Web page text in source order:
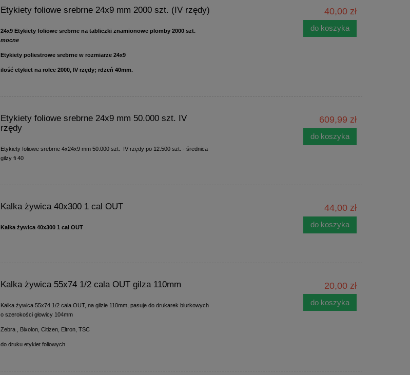
Etykiety foliowe srebrne 24x9 mm 2000 szt. (IV rzędy)
24x9 Etykiety foliowe srebrne na tabliczki znamionowe plomby 2000 szt.
mocne
Etykiety poliestrowe srebrne w rozmiarze 24x9
ilość etykiet na rolce 2000, IV rzędy; rdzeń 40mm.
40,00 zł
do koszyka
Etykiety foliowe srebrne 24x9 mm 50.000 szt. IV
rzędy
Etykiety foliowe srebrne 4x24x9 mm 50.000 szt. IV rzędy po 12.500 szt. - średnica
gilzy fi 40
609,99 zł
do koszyka
Kalka żywica 40x300 1 cal OUT
Kalka żywica 40x300 1 cal OUT
44,00 zł
do koszyka
Kalka żywica 55x74 1/2 cala OUT gilza 110mm
Kalka żywica 55x74 1/2 cala OUT, na gilzie 110mm, pasuje do drukarek biurkowych
o szerokości głowicy 104mm
Zebra , Bixolon, Citizen, Eltron, TSC
do druku etykiet foliowych
20,00 zł
do koszyka